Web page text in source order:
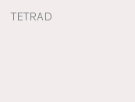
TETRAD